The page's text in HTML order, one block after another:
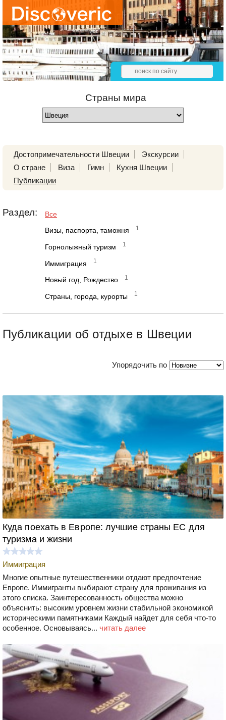
Страны мира
Достопримечательности Швеции
Экскурсии
О стране
Виза Гимн
Кухня Швеции
Публикации
Раздел: Все
Визы, паспорта, таможня 1
Горнолыжный туризм 1
Иммиграция 1
Новый год, Рождество 1
Страны, города, курорты 1
Публикации об отдыхе в Швеции
Упорядочить по
Куда поехать в Европе: лучшие страны ЕС для
туризма и жизни
Иммиграция
Многие опытные путешественники отдают предпочтение
Европе. Иммигранты выбирают страну для проживания из
этого списка. Заинтересованность общества можно
объяснить: высоким уровнем жизни стабильной экономикой
историческими памятниками Каждый найдет для себя что-то
особенное. Основываясь... читать далее